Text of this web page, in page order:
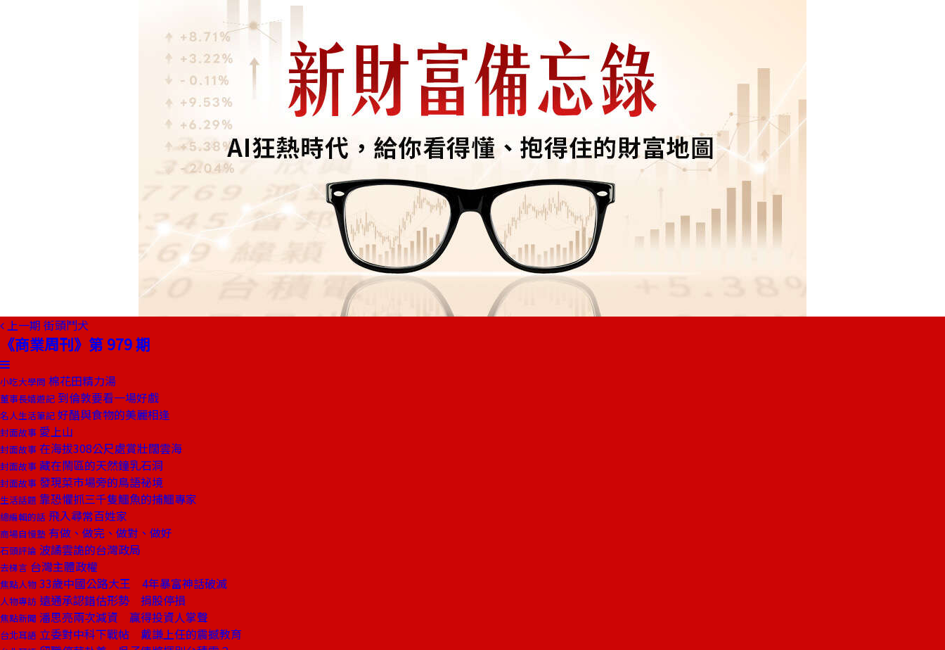
上一期 街頭鬥犬
《商業周刊》第 979 期
小吃大學問 棉花田精力湯
董事長嬉遊記 到倫敦要看一場好戲
名人生活筆記 好醋與食物的美麗相逢
封面故事 愛上山
封面故事 在海拔308公尺處賞壯闊雲海
封面故事 藏在鬧區的天然鐘乳石洞
封面故事 發現菜市場旁的鳥語祕境
生活話題 靠恐懼抓三千隻鱷魚的捕鱷專家
總編輯的話 飛入尋常百姓家
商場自慢塾 有做、做完、做對、做好
石頭評論 波譎雲詭的台灣政局
去梯言 台灣主體政權
焦點人物 33歲中國公路大王 4年暴富神話破滅
人物專訪 遠通承認錯估形勢 捐股停損
焦點新聞 潘思亮兩次減資 贏得投資人掌聲
台北耳語 立委對中科下戰帖 戴謙上任的震撼教育